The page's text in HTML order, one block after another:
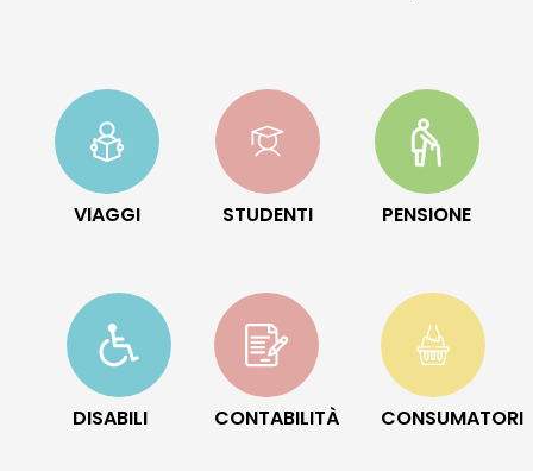
VIAGGI STUDENTI PENSIONE
DISABILI CONTABILITÀ CONSUMATORI